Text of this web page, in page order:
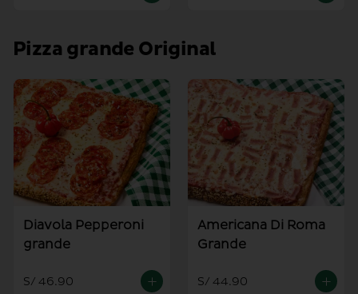
Pizza grande Original
Diavola Pepperoni
grande
S/ 46.90
Americana Di Roma
Grande
S/ 44.90